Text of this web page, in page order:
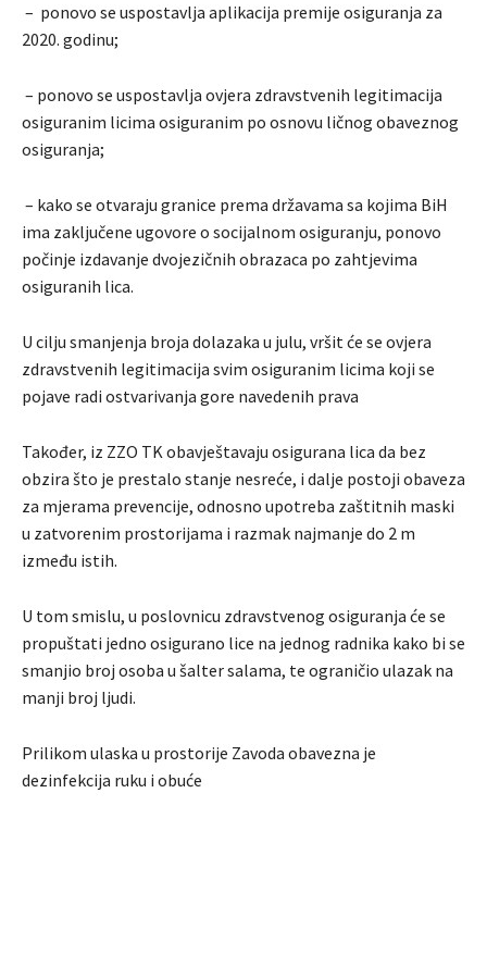
– ponovo se uspostavlja aplikacija premije osiguranja za
2020. godinu;
– ponovo se uspostavlja ovjera zdravstvenih legitimacija
osiguranim licima osiguranim po osnovu ličnog obaveznog
osiguranja;
– kako se otvaraju granice prema državama sa kojima BiH
ima zaključene ugovore o socijalnom osiguranju, ponovo
počinje izdavanje dvojezičnih obrazaca po zahtjevima
osiguranih lica.
U cilju smanjenja broja dolazaka u julu, vršit će se ovjera
zdravstvenih legitimacija svim osiguranim licima koji se
pojave radi ostvarivanja gore navedenih prava
Također, iz ZZO TK obavještavaju osigurana lica da bez
obzira što je prestalo stanje nesreće, i dalje postoji obaveza
za mjerama prevencije, odnosno upotreba zaštitnih maski
u zatvorenim prostorijama i razmak najmanje do 2 m
između istih.
U tom smislu, u poslovnicu zdravstvenog osiguranja će se
propuštati jedno osigurano lice na jednog radnika kako bi se
smanjio broj osoba u šalter salama, te ograničio ulazak na
manji broj ljudi.
Prilikom ulaska u prostorije Zavoda obavezna je
dezinfekcija ruku i obuće